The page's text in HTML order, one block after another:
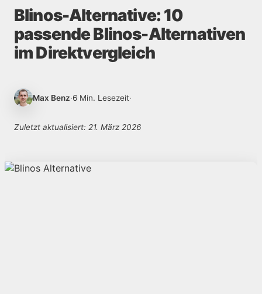
Blinos-Alternative: 10
passende Blinos-Alternativen
im Direktvergleich
Max Benz·6 Min. Lesezeit·
Zuletzt aktualisiert: 21. März 2026